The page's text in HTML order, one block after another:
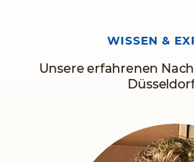
Unsere erfahrenen
WISSEN &